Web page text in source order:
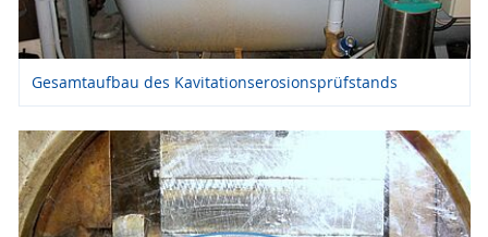
Gesamtaufbau des Kavitationserosionsprüfstands